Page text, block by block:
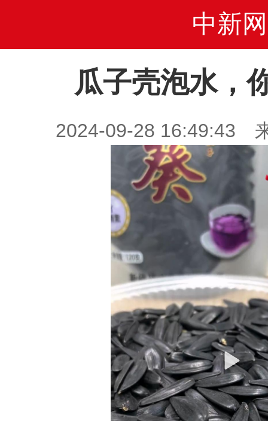
中新网
瓜子壳泡水，
2024-09-28 16:49:43